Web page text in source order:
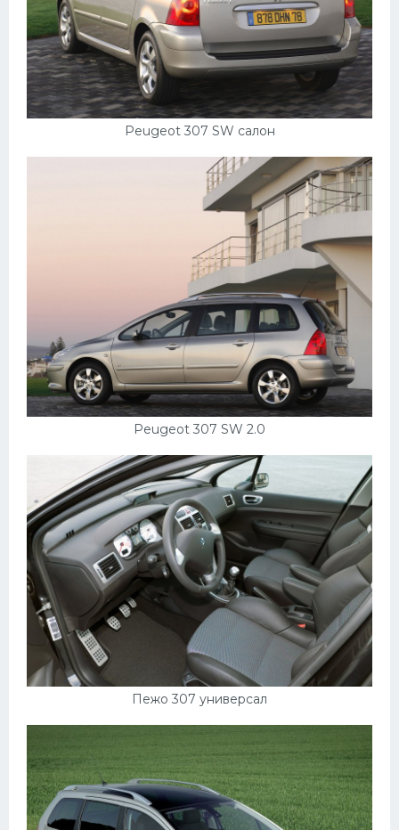
Peugeot 307 SW салон
Peugeot 307 SW 2.0
Пежо 307 универсал